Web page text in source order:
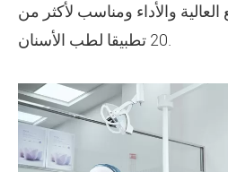
والأداء ومناسب لأكثر من